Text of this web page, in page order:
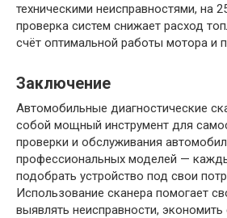
техническими неисправностями, на
проверка систем снижает расход
счёт оптимальной работы мотора и
Заключение
Автомобильные диагностические
собой мощный инструмент для
проверки и обслуживания
профессиональных моделей —
подобрать устройство под свои
Использование сканера помогает
выявлять неисправности,